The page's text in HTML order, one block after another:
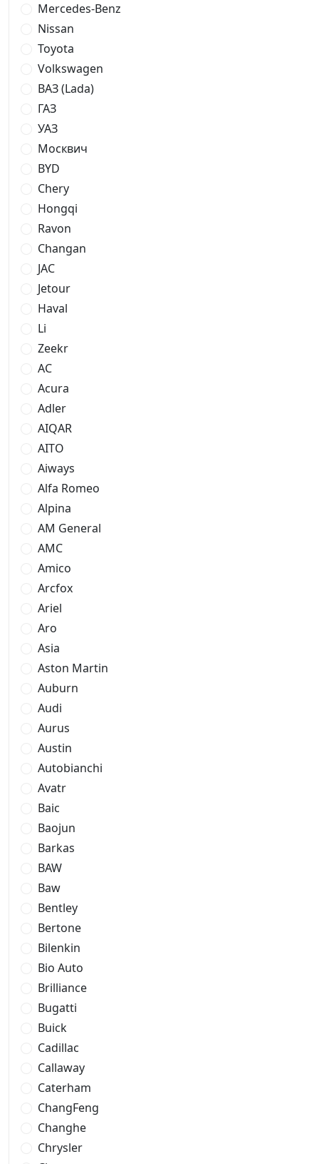
Mercedes-Benz
Nissan
Toyota
Volkswagen
ВАЗ (Lada)
ГАЗ
УАЗ
Москвич
BYD
Chery
Hongqi
Ravon
Changan
JAC
Jetour
Haval
Li
Zeekr
AC
Acura
Adler
AIQAR
AITO
Aiways
Alfa Romeo
Alpina
AM General
AMC
Amico
Arcfox
Ariel
Aro
Asia
Aston Martin
Auburn
Audi
Aurus
Austin
Autobianchi
Avatr
Baic
Baojun
Barkas
BAW
Baw
Bentley
Bertone
Bilenkin
Bio Auto
Brilliance
Bugatti
Buick
Cadillac
Callaway
Caterham
ChangFeng
Changhe
Chrysler